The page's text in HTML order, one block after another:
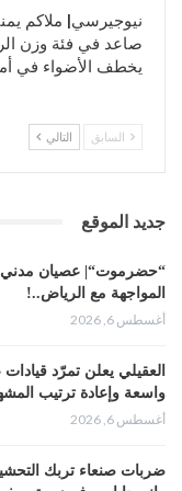
فهذا يعني أن
16.2 مليون
القليلة من طرحها.
نيوجيرسي| ملاكم
صاعد في فئة وزن
يخطف الأضواء في
السابق التالي
جديد الموقع
“حضرموت“| عصيان مدني
المواجهة مع الرياض..!
أغسطس 6, 2026
العقيلي يعلن تمرّد
واسعة وإعادة ترتيب
أغسطس 6, 2026
ضربات صنعاء تربك